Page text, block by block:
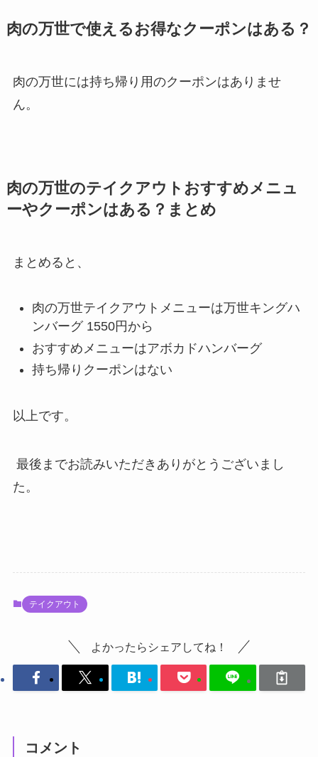
肉の万世で使えるお得なクーポンはある？
肉の万世には持ち帰り用のクーポンはありませ
ん。
肉の万世のテイクアウトおすすめメニュ
ーやクーポンはある？まとめ
まとめると、
肉の万世テイクアウトメニューは万世キングハ
ンバーグ 1550円から
おすすめメニューはアボカドハンバーグ
持ち帰りクーポンはない
以上です。
最後までお読みいただきありがとうございまし
た。
テイクアウト
よかったらシェアしてね！
コメント